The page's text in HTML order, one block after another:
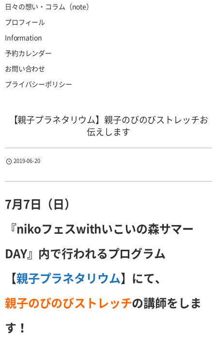
日々の想い・コラム（note）
プロフィール
Information
予約カレンダー
お問い合わせ
プライバシーポリシー
【親子プラネタリウム】親子のびのびストレッチお
伝えします
2019-06-20
7月7日（日）
『nikoフェスwithいこいの森サマー
DAY』内で行われるプログラム
【親子プラネタリウム】にて、
親子のびのびストレッチの講師をしま
す！